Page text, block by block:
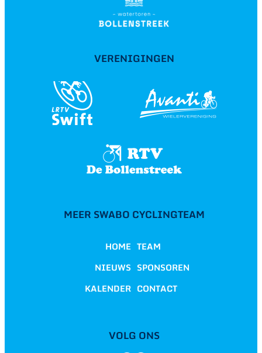
VERENIGINGEN
MEER SWABO CYCLINGTEAM
HOME
NIEUWS
KALENDER
TEAM
SPONSOREN
CONTACT
VOLG ONS